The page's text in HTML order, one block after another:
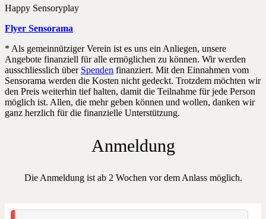
Happy Sensoryplay
Flyer Sensorama
* Als gemeinnütziger Verein ist es uns ein Anliegen, unsere
Angebote finanziell für alle ermöglichen zu können. Wir werden
ausschliesslich über Spenden finanziert. Mit den Einnahmen vom
Sensorama werden die Kosten nicht gedeckt. Trotzdem möchten wir
den Preis weiterhin tief halten, damit die Teilnahme für jede Person
möglich ist. Allen, die mehr geben können und wollen, danken wir
ganz herzlich für die finanzielle Unterstützung.
Anmeldung
Die Anmeldung ist ab 2 Wochen vor dem Anlass möglich.